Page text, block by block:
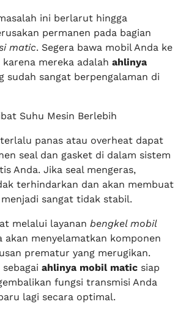
ini berlarut hingga
permanen pada bagian
matic. Segera bawa mobil Anda ke
karena mereka adalah ahlinya
sudah sangat berpengalaman di
Suhu Mesin Berlebih
panas atau overheat dapat
seal dan gasket di dalam sistem
Anda. Jika seal mengeras,
terhindarkan dan akan membuat
sangat tidak stabil.
melalui layanan bengkel mobil
akan menyelamatkan komponen
prematur yang merugikan.
sebagai ahlinya mobil matic siap
fungsi transmisi Anda
lagi secara optimal.